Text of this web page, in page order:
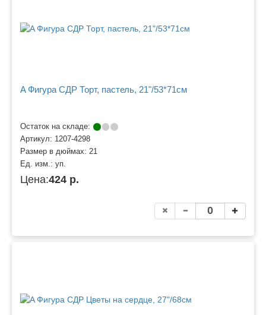
A Фигура СДР Торт, пастель, 21"/53*71см
Остаток на складе:
Артикул: 1207-4298
Размер в дюймах: 21
Ед. изм.: уп.
Цена:424 р.